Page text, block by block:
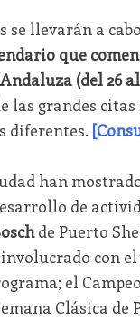
se llevarán a
que
(del 26
las grandes
diferentes.
han
de
de Puerto
con
el
Clásica de